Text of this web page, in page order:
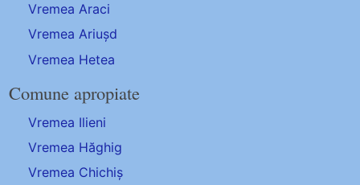
Vremea Araci
Vremea Ariușd
Vremea Hetea
Comune apropiate
Vremea Ilieni
Vremea Hăghig
Vremea Chichiș